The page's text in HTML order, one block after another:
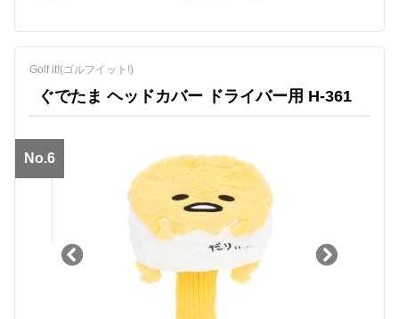
Golf it!(ゴルフイット!)
ぐでたま ヘッドカバー ドライバー用 H-361
No.6